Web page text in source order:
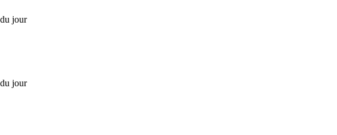
jour
jour